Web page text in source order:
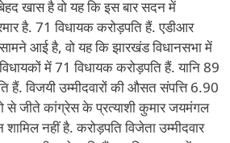
खास है वो यह कि इस बार सदन में
है. 71 विधायक करोड़पति हैं. एडीआर
सामने आई है, वो यह कि झारखंड विधानसभा में
में 71 विधायक करोड़पति हैं. यानि 89
हैं. विजयी उम्मीदवारों की औसत संपत्ति 6.90
से जीते कांग्रेस के प्रत्याशी कुमार जयमंगल
नहीं है. करोड़पति विजेता उम्मीदवार